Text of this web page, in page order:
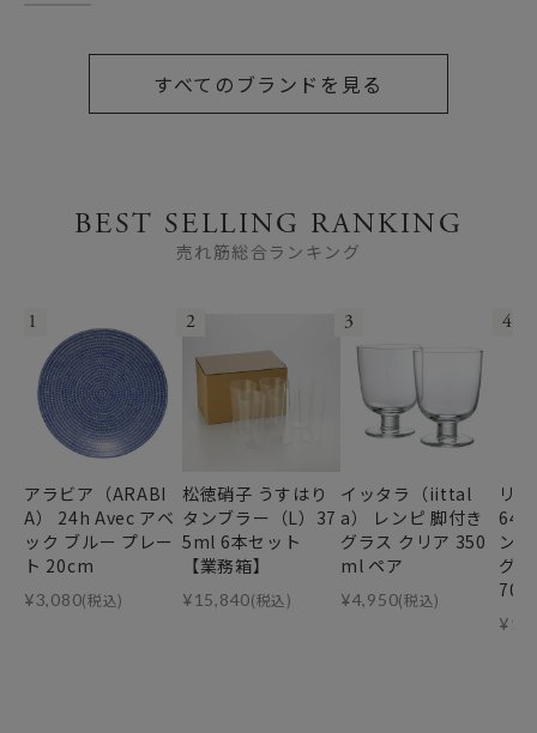
すべてのブランドを見る
BEST SELLING RANKING
売れ筋総合ランキング
1
アラビア（ARABI
A） 24h Avec アベ
ック ブルー プレー
ト 20cm
¥3,080(税込)
2
松徳硝子 うすはり
タンブラー（L）37
5ml 6本セット
【業務箱】
¥15,840(税込)
3
イッタラ（iittal
a） レンピ 脚付き
グラス クリア 350
ml ペア
¥4,950(税込)
4
リ
ン
グ
¥